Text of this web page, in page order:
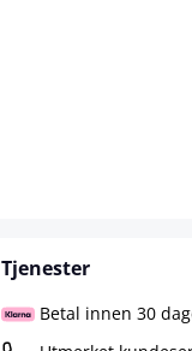
Tjenester
Betal innen 30